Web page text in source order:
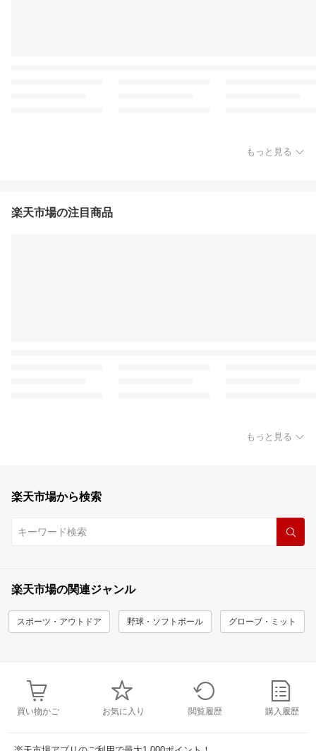
もっと見る
楽天市場の注目商品
もっと見る
楽天市場から検索
楽天市場の関連ジャンル
スポーツ・アウトドア 野球・ソフトボール グローブ・ミット
買い物かご お気に入り 閲覧履歴 購入履歴